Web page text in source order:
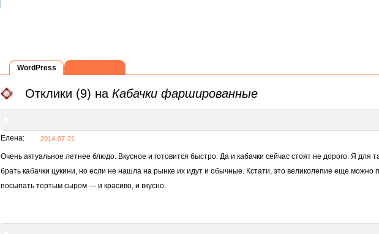
WordPress
Отклики (9) на Кабачки фаршированные
Елена: 2014-07-21
Очень актуальное летнее блюдо. Вкусное и готовится быстро. Да и кабачки сейчас стоят не дорого. Я для
брать кабачки цукини, но если не нашла на рынке их идут и обычные. Кстати, это великолепие еще можно
посыпать тертым сыром — и красиво, и вкусно.